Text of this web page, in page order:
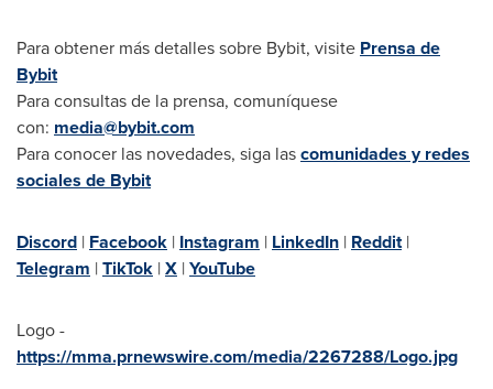
Para obtener más detalles sobre Bybit, visite Prensa de
Bybit
Para consultas de la prensa, comuníquese
con: media@bybit.com
Para conocer las novedades, siga lascomunidades y redes
sociales de Bybit
Discord | Facebook | Instagram | LinkedIn | Reddit|
Telegram |TikTok |X |YouTube
Logo -
https://mma.prnewswire.com/media/2267288/Logo.jpg